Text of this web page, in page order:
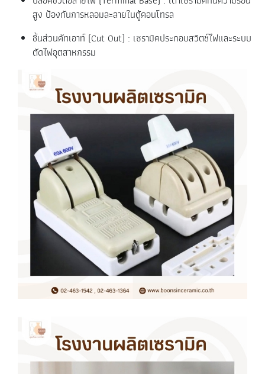
สูง ป้องกันการหลอมละลายในตู้คอนโทรล
ชิ้นส่วนคัทเอาท์ (Cut Out) : เซรามิคประกอบสวิตช์ไฟและระบบ
ตัดไฟอุตสาหกรรม